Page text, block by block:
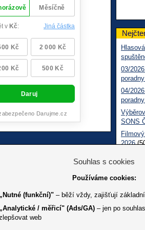
03/
04/
SONS
2026
05/
Souhlas s cookies
Používáme cookies:
„Nutné (funkční)" – běží vždy, zajišťují
„Analytické / měřicí" (Ads/GA) – jen po
web